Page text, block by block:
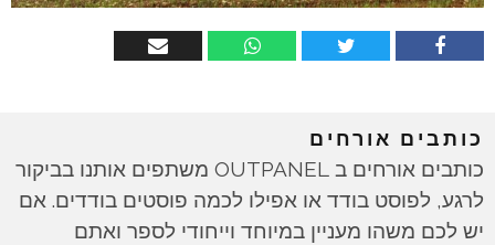
כותבים אורחים
כותבים אורחים ב OUTPANEL משתפים אותנו בביקור
לרגע, לפוסט בודד או אפילו לכמה פוסטים בודדים. אם
יש לכם משהו מעניין במיוחד וייחודי לספר ואתם